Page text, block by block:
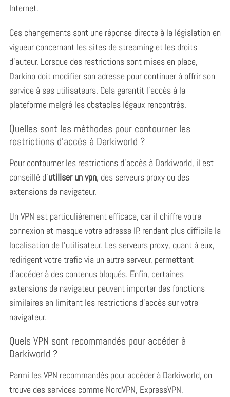
Internet.
Ces changements sont une réponse directe à la législation en
vigueur concernant les sites de streaming et les droits
d’auteur. Lorsque des restrictions sont mises en place,
Darkino doit modifier son adresse pour continuer à offrir son
service à ses utilisateurs. Cela garantit l’accès à la
plateforme malgré les obstacles légaux rencontrés.
Quelles sont les méthodes pour contourner les
restrictions d’accès à Darkiworld ?
Pour contourner les restrictions d’accès à Darkiworld, il est
conseillé d’utiliser un vpn, des serveurs proxy ou des
extensions de navigateur.
Un VPN est particulièrement efficace, car il chiffre votre
connexion et masque votre adresse IP, rendant plus difficile la
localisation de l’utilisateur. Les serveurs proxy, quant à eux,
redirigent votre trafic via un autre serveur, permettant
d’accéder à des contenus bloqués. Enfin, certaines
extensions de navigateur peuvent importer des fonctions
similaires en limitant les restrictions d’accès sur votre
navigateur.
Quels VPN sont recommandés pour accéder à
Darkiworld ?
Parmi les VPN recommandés pour accéder à Darkiworld, on
trouve des services comme NordVPN, ExpressVPN,
r
c
o
r